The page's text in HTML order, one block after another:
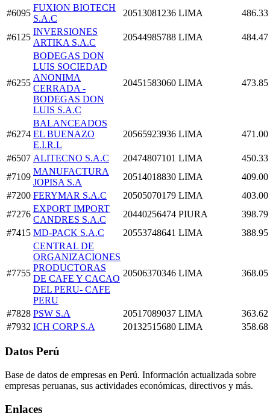
#6095
FUXION BIOTECH
S.A.C
20513081236 LIMA 486.33
#6125
INVERSIONES
ARTIKA S.A.C
20544985788 LIMA 484.47
#6255
BODEGAS DON
LUIS SOCIEDAD
ANONIMA
CERRADA -
BODEGAS DON
LUIS S.A.C
20451583060 LIMA 473.85
#6274
BALANCEADOS
EL BUENAZO
E.I.R.L
20565923936 LIMA 471.00
#6507 ALITECNO S.A.C 20474807101 LIMA
450.33
#7109
MANUFACTURA
JOPISA S.A
20514018830 LIMA
409.00
#7200 FERYMAR S.A.C 20505070179 LIMA
403.00
#7276
EXPORT IMPORT
CANDRES S.A.C
20440256474 PIURA
398.79
#7415 MD-PACK S.A.C 20553748641 LIMA 388.95
#7755
CENTRAL DE
ORGANIZACIONES
PRODUCTORAS
DE CAFE Y CACAO
DEL PERU- CAFE
PERU
20506370346 LIMA 368.05
#7828 PSW S.A 20517089037 LIMA
363.62
#7932 ICH CORP S.A 20132515680 LIMA 358.68
Datos Perú
Base de datos de empresas en Perú. Información actualizada sobre
empresas peruanas, sus actividades económicas, directivos y más.
Enlaces